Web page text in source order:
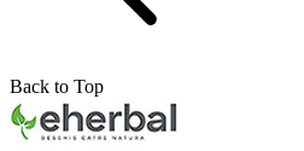
Back to Top